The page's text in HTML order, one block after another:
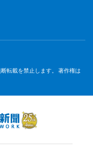
転載を禁止します。 著作権は